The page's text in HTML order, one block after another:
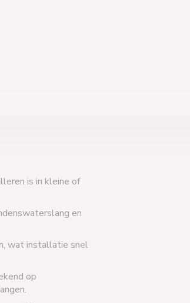
is in kleine of
en
wat installatie snel
op